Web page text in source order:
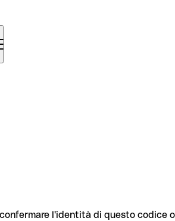
l'identità di questo